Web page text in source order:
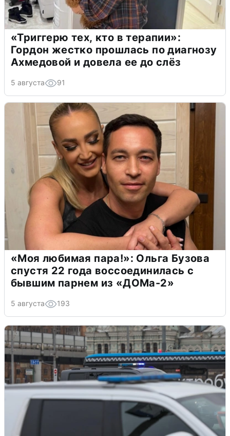
«Триггерю тех, кто в терапии»:
Гордон жестко прошлась по диагнозу
Ахмедовой и довела ее до слёз
5 августа 91
«Моя любимая пара!»: Ольга Бузова
спустя 22 года воссоединилась с
бывшим парнем из «ДОМа-2»
5 августа 193